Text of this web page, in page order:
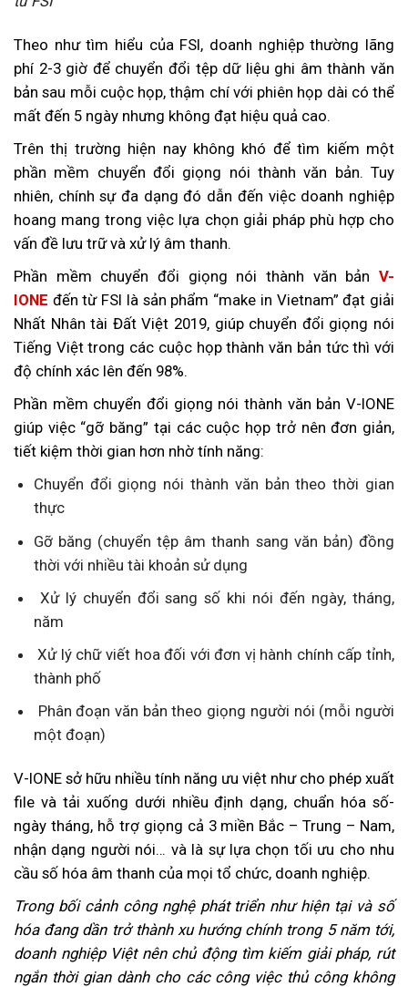
Theo như tìm hiểu của FSI, doanh nghiệp thường lãng
phí 2-3 giờ để chuyển đổi tệp dữ liệu ghi âm thành văn
bản sau mỗi cuộc họp, thậm chí với phiên họp dài có thể
mất đến 5 ngày nhưng không đạt hiệu quả cao.
Trên thị trường hiện nay không khó để tìm kiếm một
phần mềm chuyển đổi giọng nói thành văn bản. Tuy
nhiên, chính sự đa dạng đó dẫn đến việc doanh nghiệp
hoang mang trong việc lựa chọn giải pháp phù hợp cho
vấn đề lưu trữ và xử lý âm thanh.
Phần mềm chuyển đổi giọng nói thành văn bản V-
IONE đến từ FSI là sản phẩm “make in Vietnam” đạt giải
Nhất Nhân tài Đất Việt 2019, giúp chuyển đổi giọng nói
Tiếng Việt trong các cuộc họp thành văn bản tức thì với
độ chính xác lên đến 98%.
Phần mềm chuyển đổi giọng nói thành văn bản V-IONE
giúp việc “gỡ băng” tại các cuộc họp trở nên đơn giản,
tiết kiệm thời gian hơn nhờ tính năng:
Chuyển đổi giọng nói thành văn bản theo thời gian
thực
Gỡ băng (chuyển tệp âm thanh sang văn bản) đồng
thời với nhiều tài khoản sử dụng
Xử lý chuyển đổi sang số khi nói đến ngày, tháng,
năm
Xử lý chữ viết hoa đối với đơn vị hành chính cấp tỉnh,
thành phố
Phân đoạn văn bản theo giọng người nói (mỗi người
một đoạn)
V-IONE sở hữu nhiều tính năng ưu việt như cho phép xuất
file và tải xuống dưới nhiều định dạng, chuẩn hóa số-
ngày tháng, hỗ trợ giọng cả 3 miền Bắc – Trung – Nam,
nhận dạng người nói… và là sự lựa chọn tối ưu cho nhu
cầu số hóa âm thanh của mọi tổ chức, doanh nghiệp.
Trong bối cảnh công nghệ phát triển như hiện tại và số
hóa đang dần trở thành xu hướng chính trong 5 năm tới,
doanh nghiệp Việt nên chủ động tìm kiếm giải pháp, rút
ngắn thời gian dành cho các công việc thủ công không